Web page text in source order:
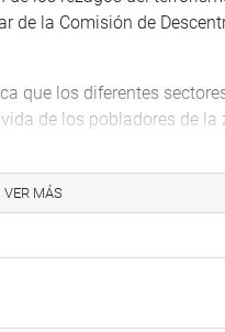
de la Comisión de
que los diferentes
de los pobladores de la
VER MÁS